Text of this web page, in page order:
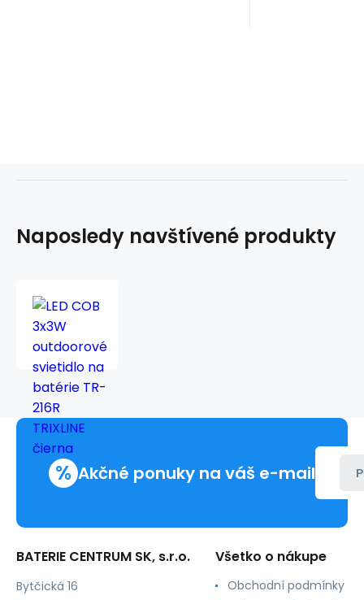
Naposledy navštívené produkty
3x3W
outdoorové
svietidlo
na
TR-
čierna
% Akčné ponuky na váš e-mail
BATERIE CENTRUM SK, s.r.o.
Bytčická 16
Všetko o nákupe
Obchodní podmínky